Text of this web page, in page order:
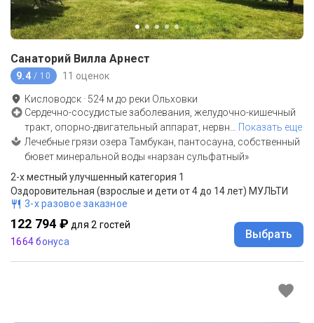
Санаторий Вилла Арнест
9.4 / 10 11 оценок
Кисловодск · 524 м до реки Ольховки
Сердечно-сосудистые заболевания, желудочно-кишечный
тракт, опорно-двигательный аппарат, нервн… Показать еще
Лечебные грязи озера Тамбукан, пантосауна, собственный
бювет минеральной воды «нарзан сульфатный»
2-x местный улучшенный категория 1
Оздоровительная (взрослые и дети от 4 до 14 лет) МУЛЬТИ
3-х разовое заказное
122 794 ₽ для 2 гостей
1664 бонуса
Выбрать